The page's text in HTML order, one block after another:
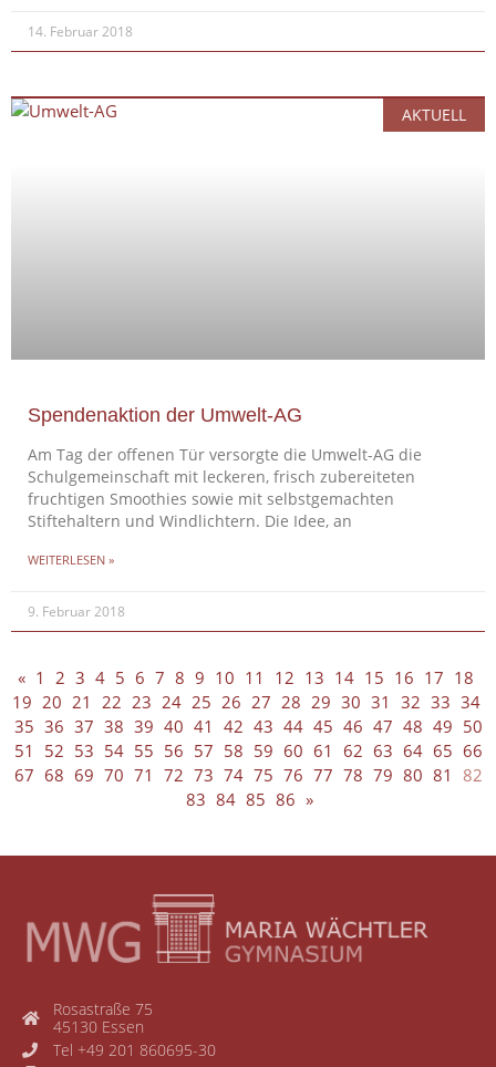
14. Februar 2018
AKTUELL
Spendenaktion der Umwelt-AG
Am Tag der offenen Tür versorgte die Umwelt-AG die
Schulgemeinschaft mit leckeren, frisch zubereiteten
fruchtigen Smoothies sowie mit selbstgemachten
Stiftehaltern und Windlichtern. Die Idee, an
WEITERLESEN »
9. Februar 2018
« 1 2 3 4 5 6 7 8 9 10 11 12 13 14 15 16 17 18
19 20 21 22 23 24 25 26 27 28 29 30 31 32 33 34
35 36 37 38 39 40 41 42 43 44 45 46 47 48 49 50
51
52 53 54 55 56 57 58 59 60 61 62 63 64 65 66
67 68 69 70 71 72 73 74 75 76 77 78 79 80 81 82
83 84 85 86 »
Rosastraße 75
45130 Essen
Tel +49 201 860695-30